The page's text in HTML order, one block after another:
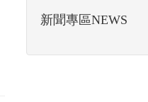
新聞專區NEWS